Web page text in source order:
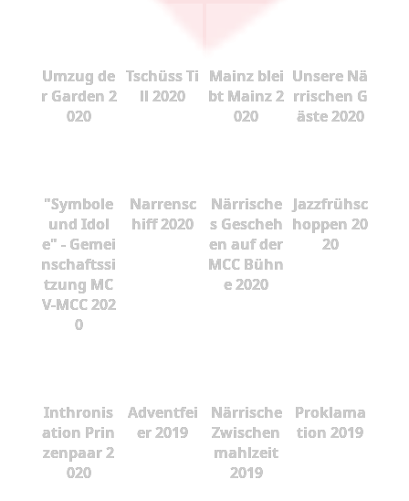
Umzug de
r Garden 2
020
Tschüss Ti
ll 2020
Mainz blei
bt Mainz 2
020
Unsere Nä
rrischen G
äste 2020
"Symbole
und Idol
e" - Gemei
nschaftssi
tzung MC
V-MCC 202
0
Narrensc
hiff 2020
Närrische
s Gescheh
en auf der
MCC Bühn
e 2020
Jazzfrühsc
hoppen 20
20
Inthronis
ation Prin
zenpaar 2
020
Adventfei
er 2019
Närrische
Zwischen
mahlzeit
2019
Proklama
tion 2019